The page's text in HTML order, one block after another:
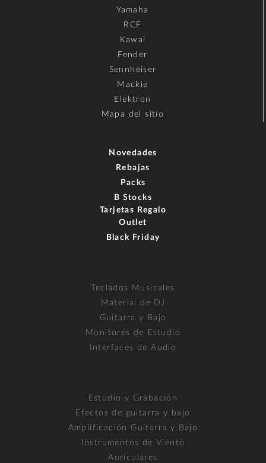
Yamaha
RCF
Kawai
Fender
Sennheiser
Mackie
Elektron
Mapa del sitio
Novedades
Rebajas
Packs
B Stocks
Tarjetas Regalo
Outlet
Black Friday
Teclados Musicales
Material de DJ
Guitarra y Bajo
Monitores de Estudio
Interfaces de Audio
Estudio y Grabación
Efectos de guitarra y bajo
Amplificación Guitarra y Bajo
Instrumentos de Viento
Auriculares